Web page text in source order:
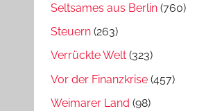
Seltsames aus Berlin (760)
Steuern (263)
Verrückte Welt (323)
Vor der Finanzkrise (457)
Weimarer Land (98)